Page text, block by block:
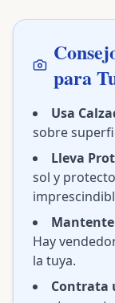
para
Usa
sobre
Lleva
sol y
Hay
la tuya.
Contrata